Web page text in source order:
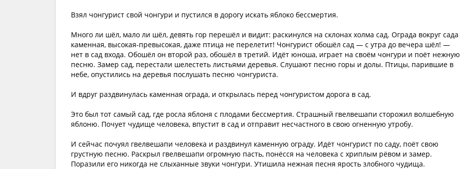
Взял чонгурист свой чонгури и пустился в дорогу искать яблоко бессмертия.
Много ли шёл, мало ли шёл, девять гор перешёл и видит: раскинулся на склонах холма сад. Ограда вокруг сада
каменная, высокая-превысокая, даже птица не перелетит! Чонгурист обошёл сад — с утра до вечера шёл! —
нет в сад входа. Обошёл он второй раз, обошёл в третий. Идёт юноша, играет на своём чонгури и поёт нежную
песню. Замер сад, перестали шелестеть листьями деревья. Слушают песню горы и долы. Птицы, парившие в
небе, опустились на деревья послушать песню чонгуриста.
И вдруг раздвинулась каменная ограда, и открылась перед чонгуристом дорога в сад.
Это был тот самый сад, где росла яблоня с плодами бессмертия. Страшный гвелвешапи сторожил волшебную
яблоню. Почует чудище человека, впустит в сад и отправит несчастного в свою огненную утробу.
И сейчас почуял гвелвешапи человека и раздвинул каменную ограду. Идёт чонгурист по саду, поёт свою
грустную песню. Раскрыл гвелвешапи огромную пасть, понёсся на человека с хриплым рёвом и замер.
Поразили его никогда не слыханные звуки чонгури. Утишила нежная песня ярость злобного чудища.